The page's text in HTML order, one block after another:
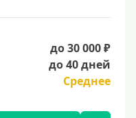
до 30 000 ₽
до 40 дней
Среднее